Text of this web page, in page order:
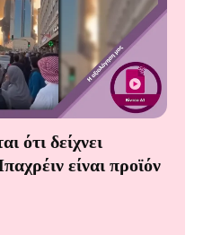
ότι δείχνει
είναι προϊόν